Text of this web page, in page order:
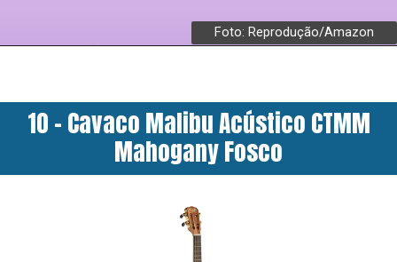
Foto: Reprodução/Amazon
10 - Cavaco Malibu Acústico CTMM
Mahogany Fosco